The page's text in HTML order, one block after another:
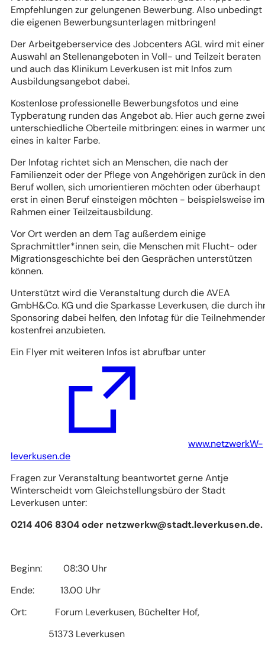
Empfehlungen zur gelungenen Bewerbung. Also unbedingt
die eigenen Bewerbungsunterlagen mitbringen!
Der Arbeitgeberservice des Jobcenters AGL wird mit einer
Auswahl an Stellenangeboten in Voll- und Teilzeit beraten
und auch das Klinikum Leverkusen ist mit Infos zum
Ausbildungsangebot dabei.
Kostenlose professionelle Bewerbungsfotos und eine
Typberatung runden das Angebot ab. Hier auch gerne zwei
unterschiedliche Oberteile mitbringen: eines in warmer
eines in kalter Farbe.
Der Infotag richtet sich an Menschen, die nach der
Familienzeit oder der Pflege von Angehörigen zurück in den
Beruf wollen, sich umorientieren möchten oder überhaupt
erst in einen Beruf einsteigen möchten - beispielsweise im
Rahmen einer Teilzeitausbildung.
Vor Ort werden an dem Tag außerdem einige
Sprachmittler*innen sein, die Menschen mit Flucht- oder
Migrationsgeschichte bei den Gesprächen unterstützen
können.
Unterstützt wird die Veranstaltung durch die AVEA
GmbH&Co. KG und die Sparkasse Leverkusen, die durch
Sponsoring dabei helfen, den Infotag für die
kostenfrei anzubieten.
Ein Flyer mit weiteren Infos ist abrufbar unter
www.netzwerkW-
leverkusen.de
(Öffnet
einem
neuen
Tab)
Fragen zur Veranstaltung beantwortet gerne Antje
Winterscheidt vom Gleichstellungsbüro der Stadt
Leverkusen unter:
0214 406 8304 oder netzwerkw stadt.leverkusen de.
Beginn: 08:30 Uhr
Ende: 13.00 Uhr
Ort: Forum Leverkusen, Büchelter Hof,
51373 Leverkusen